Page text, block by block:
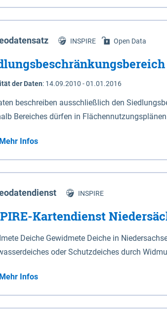
Niedersachsen (vgl. Abb. 4-1) entlang der
472,5 bei Schnackenburg bis 569
Dannenberg und Lüneburg.
INSPIRE Open Data
der Daten: 14.09.2010 - 01.01.2016
beschreiben ausschließlich den
Bereiches dürfen in
Mehr Infos
INSPIRE
Kartendienst
Deiche Gewidmete Deiche in
oder Schutzdeiches durch
Deiche gelten die Bestimmungen des
Sperrwerke Sperrwerke sind Bauwerke mit Sperrvorrichtungen in Tidegewässern, die dem
eines Gebietes vor erhöhten Tiden, vor allem
Art erhält die Eigenschaft eines
Mehr Infos